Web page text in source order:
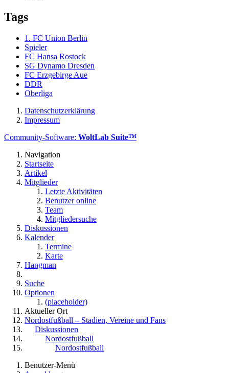
Tags
1. FC Union Berlin
Spieler
FC Hansa Rostock
SG Dynamo Dresden
FC Erzgebirge Aue
DDR
Oberliga
Datenschutzerklärung
Impressum
Community-Software: WoltLab Suite™
Navigation
Startseite
Artikel
Mitglieder
Letzte Aktivitäten
Benutzer online
Team
Mitgliedersuche
Diskussionen
Kalender
Termine
Karte
Hangman
Suche
Optionen
(placeholder)
Aktueller Ort
Nordostfußball – Stadien, Vereine und Fans
Diskussionen
Nordostfußball
Nordostfußball
Benutzer-Menü